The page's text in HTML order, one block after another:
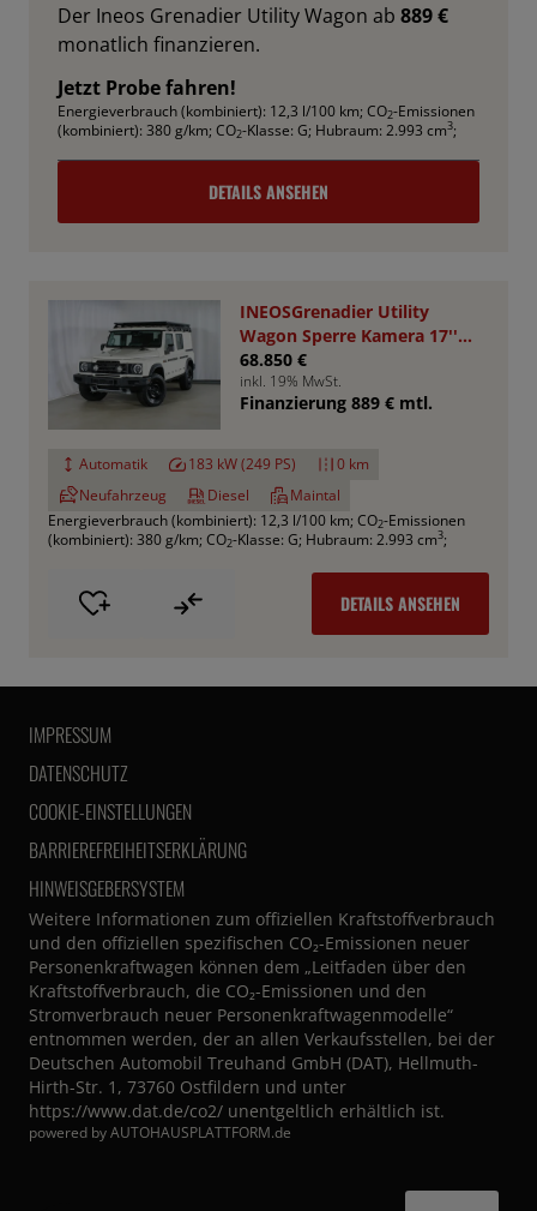
Der Ineos Grenadier Utility Wagon ab 889 €
monatlich finanzieren.
Jetzt Probe fahren!
Energieverbrauch (kombiniert): 12,3 l/100 km; CO2-Emissionen
(kombiniert): 380 g/km; CO2-Klasse: G; Hubraum: 2.993 cm3;
DETAILS ANSEHEN
INEOSGrenadier Utility
Wagon Sperre Kamera 17''
AHK RHINO
68.850 €
inkl. 19% MwSt.
Finanzierung 889 € mtl.
Automatik 183 kW (249 PS)
0 km
Neufahrzeug
Diesel
Maintal
Energieverbrauch (kombiniert): 12,3 l/100 km; CO2-Emissionen
(kombiniert): 380 g/km; CO2-Klasse: G; Hubraum: 2.993 cm3;
DETAILS ANSEHEN
IMPRESSUM
DATENSCHUTZ
COOKIE-EINSTELLUNGEN
BARRIEREFREIHEITSERKLÄRUNG
HINWEISGEBERSYSTEM
Weitere Informationen zum offiziellen Kraftstoffverbrauch
und den offiziellen spezifischen CO₂-Emissionen neuer
Personenkraftwagen können dem „Leitfaden über den
Kraftstoffverbrauch, die CO₂-Emissionen und den
Stromverbrauch neuer Personenkraftwagenmodelle“
entnommen werden, der an allen Verkaufsstellen, bei der
Deutschen Automobil Treuhand GmbH (DAT), Hellmuth-
Hirth-Str. 1, 73760 Ostfildern und unter
https://www.dat.de/co2/ unentgeltlich erhältlich ist.
powered byAUTOHAUSPLATTFORM.de